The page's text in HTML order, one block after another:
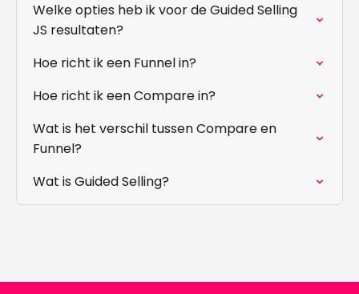
Welke opties heb ik voor de Guided Selling
JS resultaten?
Hoe richt ik een Funnel in?
Hoe richt ik een Compare in?
Wat is het verschil tussen Compare en
Funnel?
Wat is Guided Selling?